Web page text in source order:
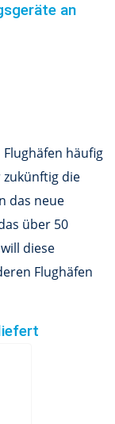
an
häufig
die
das neue
über 50
diese
Flughäfen